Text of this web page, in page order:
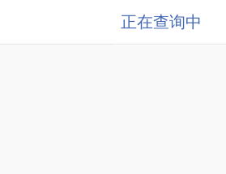
正在查询中